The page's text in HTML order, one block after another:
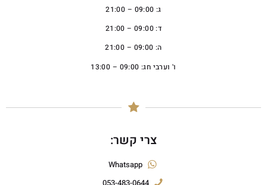
ג: 09:00 – 21:00
ד: 09:00 – 21:00
ה: 09:00 – 21:00
ו' וערבי חג: 09:00 – 13:00
צרי קשר:
Whatsapp